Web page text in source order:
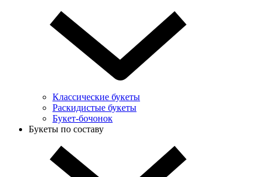
Классические букеты
Раскидистые букеты
Букет-бочонок
Букеты по составу